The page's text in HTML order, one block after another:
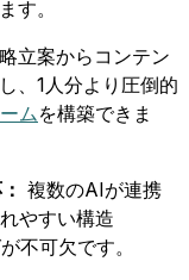
す。
立案からコンテン
、1人分より圧倒的
ムを構築できま
複数のAIが連携
やすい構造
不可欠です。